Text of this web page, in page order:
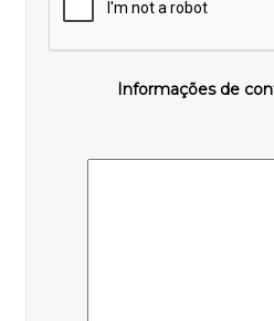
Informações de